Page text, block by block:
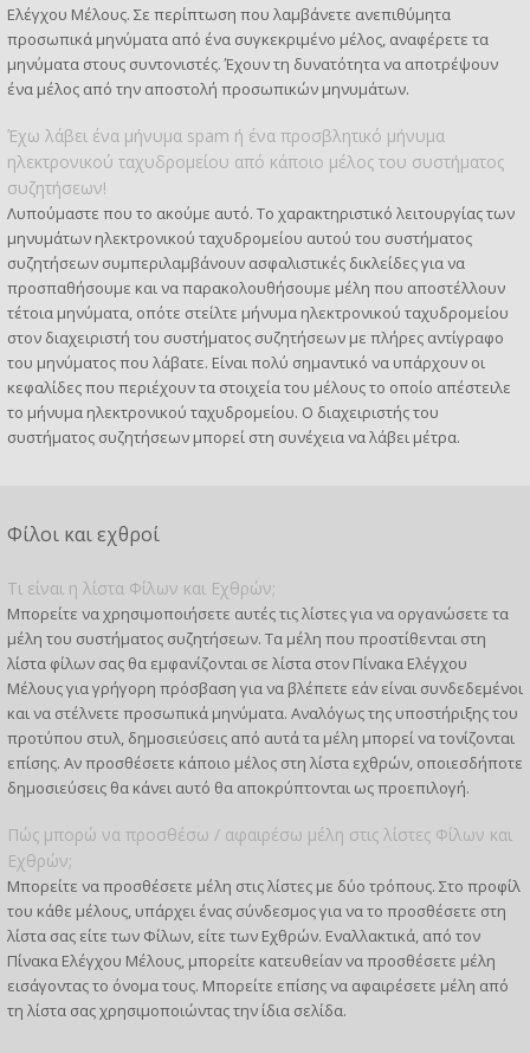
Ελέγχου Μέλους. Σε περίπτωση που λαμβάνετε ανεπιθύμητα
προσωπικά μηνύματα από ένα συγκεκριμένο μέλος, αναφέρετε τα
μηνύματα στους συντονιστές. Έχουν τη δυνατότητα να αποτρέψουν
ένα μέλος από την αποστολή προσωπικών μηνυμάτων.
Έχω λάβει ένα μήνυμα spam ή ένα προσβλητικό μήνυμα
ηλεκτρονικού ταχυδρομείου από κάποιο μέλος του συστήματος
συζητήσεων!
Λυπούμαστε που το ακούμε αυτό. Το χαρακτηριστικό λειτουργίας των
μηνυμάτων ηλεκτρονικού ταχυδρομείου αυτού του συστήματος
συζητήσεων συμπεριλαμβάνουν ασφαλιστικές δικλείδες για να
προσπαθήσουμε και να παρακολουθήσουμε μέλη που αποστέλλουν
τέτοια μηνύματα, οπότε στείλτε μήνυμα ηλεκτρονικού ταχυδρομείου
στον διαχειριστή του συστήματος συζητήσεων με πλήρες αντίγραφο
του μηνύματος που λάβατε. Είναι πολύ σημαντικό να υπάρχουν οι
κεφαλίδες που περιέχουν τα στοιχεία του μέλους το οποίο απέστειλε
το μήνυμα ηλεκτρονικού ταχυδρομείου. Ο διαχειριστής του
συστήματος συζητήσεων μπορεί στη συνέχεια να λάβει μέτρα.
Φίλοι και εχθροί
Τι είναι η λίστα Φίλων και Εχθρών;
Μπορείτε να χρησιμοποιήσετε αυτές τις λίστες για να οργανώσετε τα
μέλη του συστήματος συζητήσεων. Τα μέλη που προστίθενται στη
λίστα φίλων σας θα εμφανίζονται σε λίστα στον Πίνακα Ελέγχου
Μέλους για γρήγορη πρόσβαση για να βλέπετε εάν είναι συνδεδεμένοι
και να στέλνετε προσωπικά μηνύματα. Αναλόγως της υποστήριξης του
προτύπου στυλ, δημοσιεύσεις από αυτά τα μέλη μπορεί να τονίζονται
επίσης. Αν προσθέσετε κάποιο μέλος στη λίστα εχθρών, οποιεσδήποτε
δημοσιεύσεις θα κάνει αυτό θα αποκρύπτονται ως προεπιλογή.
Πώς μπορώ να προσθέσω / αφαιρέσω μέλη στις λίστες Φίλων και
Εχθρών;
Μπορείτε να προσθέσετε μέλη στις λίστες με δύο τρόπους. Στο προφίλ
του κάθε μέλους, υπάρχει ένας σύνδεσμος για να το προσθέσετε στη
λίστα σας είτε των Φίλων, είτε των Εχθρών. Εναλλακτικά, από τον
Πίνακα Ελέγχου Μέλους, μπορείτε κατευθείαν να προσθέσετε μέλη
εισάγοντας το όνομα τους. Μπορείτε επίσης να αφαιρέσετε μέλη από
τη λίστα σας χρησιμοποιώντας την ίδια σελίδα.